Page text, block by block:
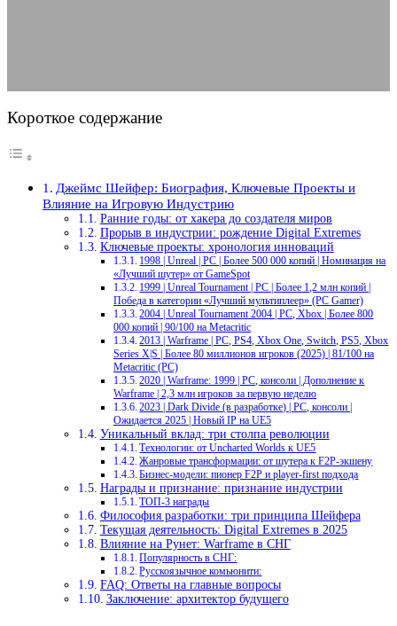
Короткое содержание
Джеймс Шейфер: Биография, Ключевые Проекты и
Влияние на Игровую Индустрию
Ранние годы: от хакера до создателя миров
Прорыв в индустрии: рождение Digital Extremes
Ключевые проекты: хронология инноваций
1998 | Unreal | PC | Более 500 000 копий | Номинация на
«Лучший шутер» от GameSpot
1999 | Unreal Tournament | PC | Более 1,2 млн копий |
Победа в категории «Лучший мультиплеер» (PC Gamer)
2004 | Unreal Tournament 2004 | PC, Xbox | Более 800
000 копий | 90/100 на Metacritic
2013 | Warframe | PC, PS4, Xbox One, Switch, PS5, Xbox
Series X|S | Более 80 миллионов игроков (2025) | 81/100 на
Metacritic (PC)
2020 | Warframe: 1999 | PC, консоли | Дополнение к
Warframe | 2,3 млн игроков за первую неделю
2023 | Dark Divide (в разработке) | PC, консоли |
Ожидается 2025 | Новый IP на UE5
Уникальный вклад: три столпа революции
Технологии: от Uncharted Worlds к UE5
Жанровые трансформации: от шутера к F2P-экшену
Бизнес-модели: пионер F2P и player-first подхода
Награды и признание: признание индустрии
ТОП-3 награды
Философия разработки: три принципа Шейфера
Текущая деятельность: Digital Extremes в 2025
Влияние на Рунет: Warframe в СНГ
Популярность в СНГ:
Русскоязычное комьюнити:
FAQ: Ответы на главные вопросы
Заключение: архитектор будущего